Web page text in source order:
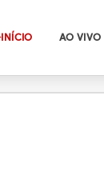
INÍCIO AO VIVO